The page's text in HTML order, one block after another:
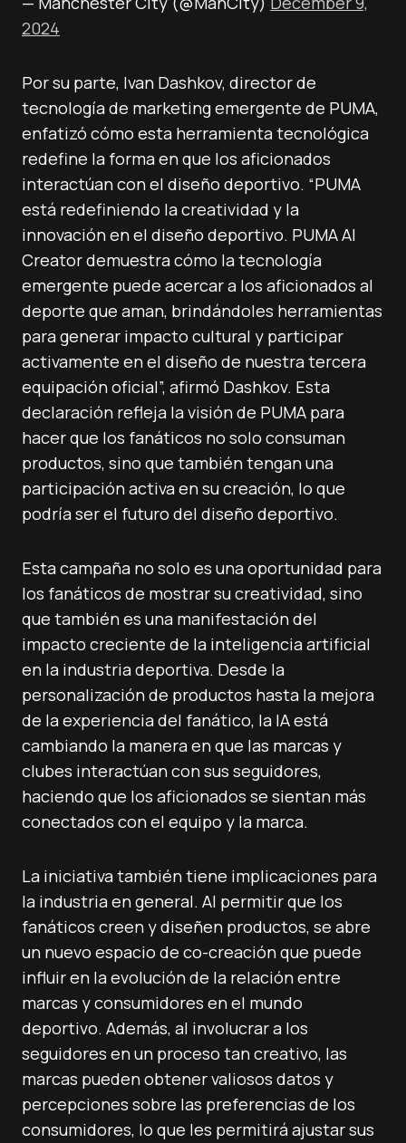
2024
Por su parte, Ivan Dashkov, director de
tecnología de marketing emergente de PUMA,
enfatizó cómo esta herramienta tecnológica
redefine la forma en que los aficionados
interactúan con el diseño deportivo. “PUMA
está redefiniendo la creatividad y la
innovación en el diseño deportivo. PUMA AI
Creator demuestra cómo la tecnología
emergente puede acercar a los aficionados al
deporte que aman, brindándoles herramientas
para generar impacto cultural y participar
activamente en el diseño de nuestra tercera
equipación oficial”, afirmó Dashkov. Esta
declaración refleja la visión de PUMA para
hacer que los fanáticos no solo consuman
productos, sino que también tengan una
participación activa en su creación, lo que
podría ser el futuro del diseño deportivo.
Esta campaña no solo es una oportunidad para
los fanáticos de mostrar su creatividad, sino
que también es una manifestación del
impacto creciente de la inteligencia artificial
en la industria deportiva. Desde la
personalización de productos hasta la mejora
de la experiencia del fanático, la IA está
cambiando la manera en que las marcas y
clubes interactúan con sus seguidores,
haciendo que los aficionados se sientan más
conectados con el equipo y la marca.
La iniciativa también tiene implicaciones para
la industria en general. Al permitir que los
fanáticos creen y diseñen productos, se abre
un nuevo espacio de co-creación que puede
influir en la evolución de la relación entre
marcas y consumidores en el mundo
deportivo. Además, al involucrar a los
seguidores en un proceso tan creativo, las
marcas pueden obtener valiosos datos y
percepciones sobre las preferencias de los
consumidores, lo que les permitirá ajustar sus